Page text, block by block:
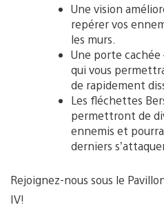
Une vision
repérer vos
les murs.
Une porte
qui vous
de rapidement
Les fléchettes
permettront de
ennemis et
derniers
Rejoignez-nous sous le
IV!